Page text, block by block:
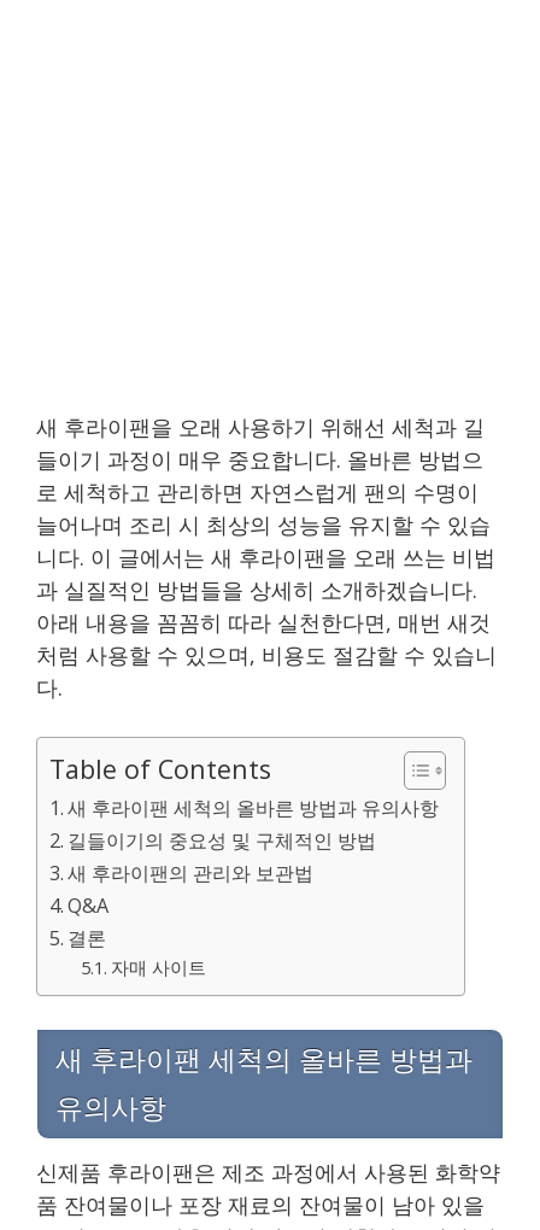
새 후라이팬을 오래 사용하기 위해선 세척과 길
들이기 과정이 매우 중요합니다. 올바른 방법으
로 세척하고 관리하면 자연스럽게 팬의 수명이
늘어나며 조리 시 최상의 성능을 유지할 수 있습
니다. 이 글에서는 새 후라이팬을 오래 쓰는 비법
과 실질적인 방법들을 상세히 소개하겠습니다.
아래 내용을 꼼꼼히 따라 실천한다면, 매번 새것
처럼 사용할 수 있으며, 비용도 절감할 수 있습니
다.
Table of Contents
새 후라이팬 세척의 올바른 방법과 유의사항
길들이기의 중요성 및 구체적인 방법
새 후라이팬의 관리와 보관법
Q&A
결론
자매 사이트
새 후라이팬 세척의 올바른 방법과
유의사항
신제품 후라이팬은 제조 과정에서 사용된 화학약
품 잔여물이나 포장 재료의 잔여물이 남아 있을